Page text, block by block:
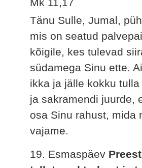
Tänu Sulle, Jumal,
mis on seatud
kõigile, kes tulevad
südamega Sinu ette.
ikka ja jälle kokku
ja sakramendi juurde,
osa Sinu rahust, mida
vajame.
19. Esmaspäev